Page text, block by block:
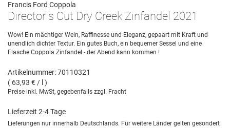
Francis Ford Coppola
Director s Cut Dry Creek Zinfandel 2021
Wow! Ein mächtiger Wein, Raffinesse und Eleganz, gepaart mit Kraft und
unendlich dichter Textur. Ein gutes Buch, ein bequemer Sessel und eine
Flasche Coppola Zinfandel - der Abend kann kommen !
Artikelnummer: 70110321
( 63,93 € / l )
Preise inkl. MwSt, gegebenfalls zzgl. Fracht
Lieferzeit 2-4 Tage
Lieferungen nur innerhalb Deutschlands. Für weitere Länder gelten gesondert